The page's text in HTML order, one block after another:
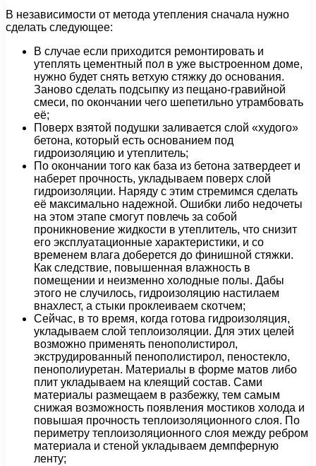
В независимости от метода утепления сначала нужно
сделать следующее:
В случае если приходится ремонтировать и
утеплять цементный пол в уже выстроенном доме,
нужно будет снять ветхую стяжку до основания.
Заново сделать подсыпку из пещано-гравийной
смеси, по окончании чего шепетильно утрамбовать
её;
Поверх взятой подушки заливается слой «худого»
бетона, который есть основанием под
гидроизоляцию и утеплитель;
По окончании того как база из бетона затвердеет и
наберет прочность, укладываем поверх слой
гидроизоляции. Наряду с этим стремимся сделать
её максимально надежной. Ошибки либо недочеты
на этом этапе смогут повлечь за собой
проникновение жидкости в утеплитель, что снизит
его эксплуатационные характеристики, и со
временем влага доберется до финишной стяжки.
Как следствие, повышенная влажность в
помещении и неизменно холодные полы. Дабы
этого не случилось, гидроизоляцию настилаем
внахлест, а стыки проклеиваем скотчем;
Сейчас, в то время, когда готова гидроизоляция,
укладываем слой теплоизоляции. Для этих целей
возможно применять пенополистирол,
экструдированный пенополистирол, пеностекло,
пенополиуретан. Материалы в форме матов либо
плит укладываем на клеящий состав. Сами
материалы размещаем в разбежку, тем самым
снижая возможность появления мостиков холода и
повышая прочность теплоизоляционного слоя. По
периметру теплоизоляционного слоя между ребром
материала и стеной укладываем демпферную
ленту;